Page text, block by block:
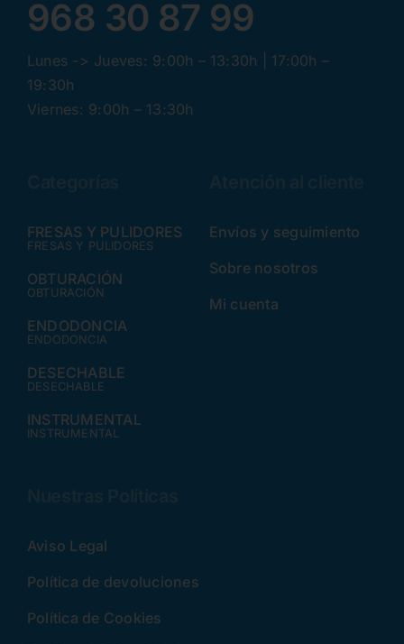
968 30 87 99
Lunes -> Jueves: 9:00h – 13:30h | 17:00h –
19:30h
Viernes: 9:00h – 13:30h
FRESAS Y PULIDORES
FRESAS Y PULIDORES
OBTURACIÓN
OBTURACIÓN
ENDODONCIA
ENDODONCIA
DESECHABLE
DESECHABLE
INSTRUMENTAL
INSTRUMENTAL
Envíos y seguimiento
Sobre nosotros
Mi cuenta
Aviso Legal
Política de devoluciones
Política de Cookies